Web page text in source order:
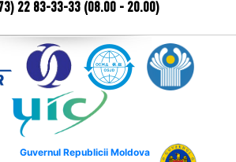
22 83-33-33 (08.00 - 20.00)
Guvernul Republicii Moldova